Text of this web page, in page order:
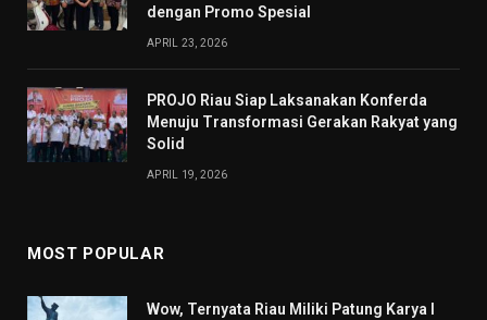
dengan Promo Spesial
APRIL 23, 2026
PROJO Riau Siap Laksanakan Konferda
Menuju Transformasi Gerakan Rakyat yang
Solid
APRIL 19, 2026
MOST POPULAR
Wow, Ternyata Riau Miliki Patung Karya I